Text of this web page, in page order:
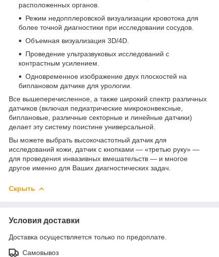
расположенных органов.
Режим недопплеровской визуализации кровотока для
более точной диагностики при исследовании сосудов.
Объемная визуализация 3D/4D.
Проведение ультразвуковых исследований с
контрастным усилением.
Одновременное изображение двух плоскостей на
биплановом датчике для урологии.
Все вышеперечисленное, а также широкий спектр различных
датчиков (включая педиатрические микроконвексные,
биплановые, различные секторные и линейные датчики)
делает эту систему поистине универсальной.
Вы можете выбрать высокочастотный датчик для
исследований кожи, датчик с кнопками — «третью руку» —
для проведения инвазивных вмешательств — и многое
другое именно для Ваших диагностических задач.
Скрыть
Условия доставки
Доставка осуществляется только по предоплате.
Самовывоз